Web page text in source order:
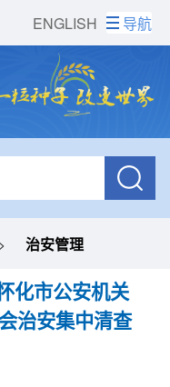
ENGLISH 导航
治安管理
化市公安机关
治安集中清查